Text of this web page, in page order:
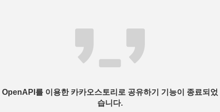
OpenAPI를 이용한 카카오스토리로 공유하기 기능이 종료되었
습니다.